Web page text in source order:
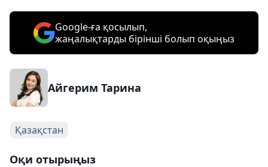
Google-ға қосылып,
жаңалықтарды бірінші болып оқыңыз
Айгерим Тарина
Қазақстан
Оқи отырыңыз